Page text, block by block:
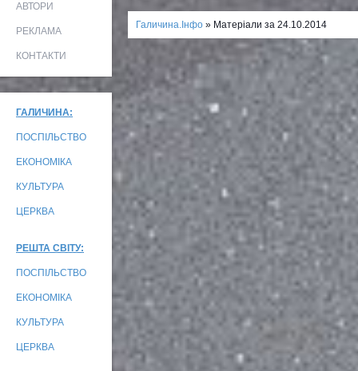
АВТОРИ
РЕКЛАМА
КОНТАКТИ
ГАЛИЧИНА:
ПОСПІЛЬСТВО
ЕКОНОМІКА
КУЛЬТУРА
ЦЕРКВА
РЕШТА СВІТУ:
ПОСПІЛЬСТВО
ЕКОНОМІКА
КУЛЬТУРА
ЦЕРКВА
Галичина.Інфо » Матеріали за 24.10.2014